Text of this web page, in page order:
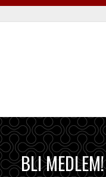
BLI MEDLEM!